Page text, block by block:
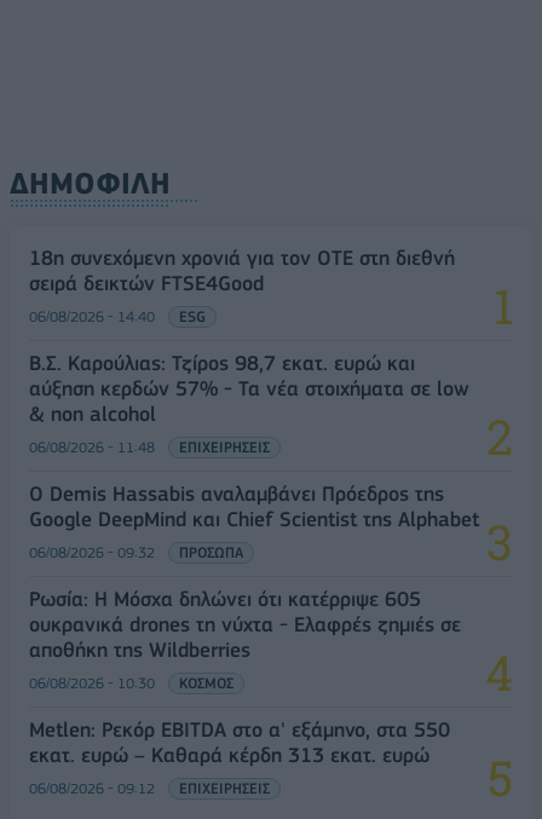
ΔΗΜΟΦΙΛΗ
18η συνεχόμενη χρονιά για τον ΟΤΕ στη διεθνή
σειρά δεικτών FTSE4Good
06/08/2026 - 14:40 ESG
Β.Σ. Καρούλιας: Τζίρος 98,7 εκατ. ευρώ και
αύξηση κερδών 57% - Τα νέα στοιχήματα σε low
& non alcohol
06/08/2026 - 11:48 ΕΠΙΧΕΙΡΗΣΕΙΣ
Ο Demis Hassabis αναλαμβάνει Πρόεδρος της
Google DeepMind και Chief Scientist της Alphabet
06/08/2026 - 09:32 ΠΡΟΣΩΠΑ
Ρωσία: Η Μόσχα δηλώνει ότι κατέρριψε 605
ουκρανικά drones τη νύχτα - Ελαφρές ζημιές σε
αποθήκη της Wildberries
06/08/2026 - 10:30 ΚΟΣΜΟΣ
Metlen: Ρεκόρ EBITDA στο α' εξάμηνο, στα 550
εκατ. ευρώ – Καθαρά κέρδη 313 εκατ. ευρώ
06/08/2026 - 09:12 ΕΠΙΧΕΙΡΗΣΕΙΣ